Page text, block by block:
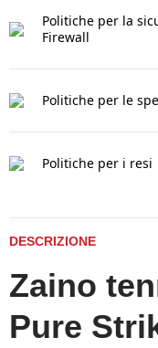
Politiche per la
Firewall
Politiche per le
Politiche per i resi
DESCRIZIONE
Zaino
Pure